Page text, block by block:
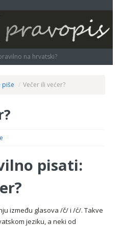
na hrvatski?
piše / Večer ili većer?
pisati:
između glasova /č/ i /ć/. Takve
jeziku, a neki od